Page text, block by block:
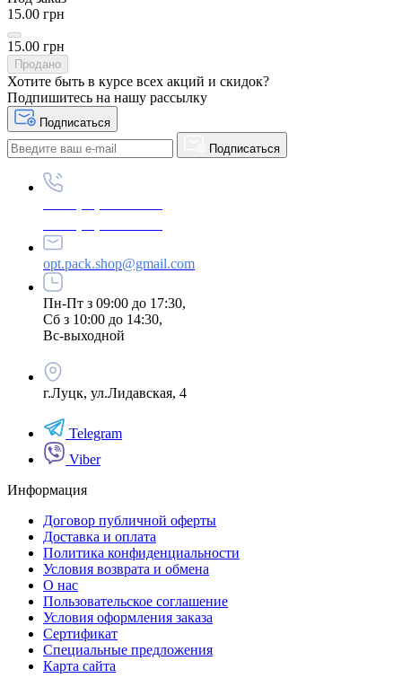
15.00 грн
15.00 грн
Продано
Хотите быть в курсе всех акций и скидок?
Подпишитесь на нашу рассылку
Подписаться
Подписаться
opt.pack.shop@gmail.com
Пн-Пт з 09:00 до 17:30,
Сб з 10:00 до 14:30,
Вс-выходной
г.Луцк, ул.Лидавская, 4
Telegram
Viber
Информация
Договор публичной оферты
Доставка и оплата
Политика конфиденциальности
Условия возврата и обмена
О нас
Пользовательское соглашение
Условия оформления заказа
Сертификат
Специальные предложения
Карта сайта